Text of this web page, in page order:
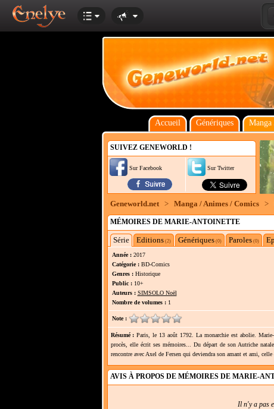
Accueil Génériques Manga
SUIVEZ GENEWORLD !
Sur Facebook Sur Twitter
Geneworld.net > Manga / Animes / Comics >
MÉMOIRES DE MARIE-ANTOINETTE
Série Editions(2) Génériques(0) Paroles(0)
Année :2017
Catégorie :BD-Comics
Genres :Historique
Public :10+
Auteurs : SIMSOLO Noël
Nombre de volumes :1
Note :
Résumé : Paris, le 13 août 1792. La monarchie est abolie.
procès, elle écrit ses mémoires... Du départ de son Autriche
rencontre avec Axel de Fersen qui deviendra son amant et ami,
AVIS À PROPOS DE MÉMOIRES DE MARIE-
Il n'y a pas